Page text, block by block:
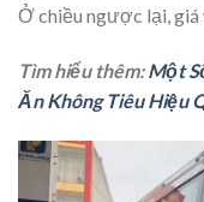
Ở chiều ngược lại, giá
Tìm hiểu thêm:Một
Ăn Không Tiêu Hiệu